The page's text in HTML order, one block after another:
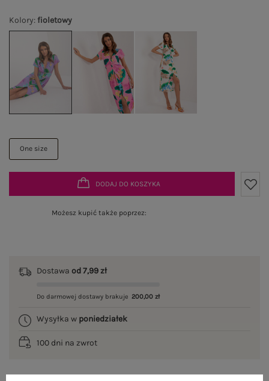
Kolory:fioletowy
One size
DODAJ DO KOSZYKA
Możesz kupić także poprzez:
Dostawa od 7,99 zł
Do darmowej dostawy brakuje 200,00 zł
Wysyłka w poniedziałek
100 dni na zwrot